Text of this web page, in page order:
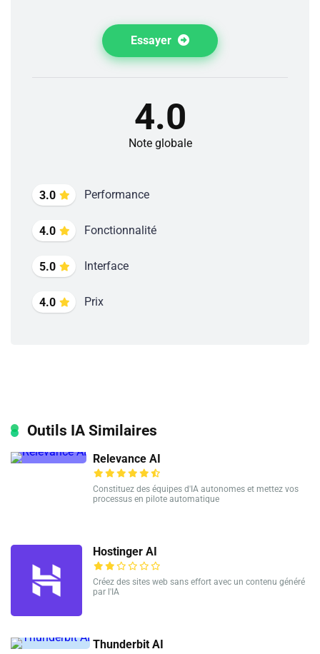
Essayer
3.0 Performance
4.0 Fonctionnalité
5.0 Interface
4.0 Prix
4.0
Note globale
Outils IA Similaires
Relevance AI
Constituez des équipes d'IA autonomes et mettez vos
processus en pilote automatique
Hostinger AI
Créez des sites web sans effort avec un contenu généré
par l'IA
Thunderbit AI